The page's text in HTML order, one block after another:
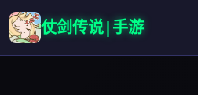
仗剑传说|手游